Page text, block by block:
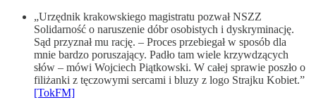
„Urzędnik krakowskiego magistratu pozwał NSZZ
Solidarność o naruszenie dóbr osobistych i dyskryminację.
Sąd przyznał mu rację. – Proces przebiegał w sposób dla
mnie bardzo poruszający. Padło tam wiele krzywdzących
słów – mówi Wojciech Piątkowski. W całej sprawie poszło o
filiżanki z tęczowymi sercami i bluzy z logo Strajku Kobiet.”
[TokFM]